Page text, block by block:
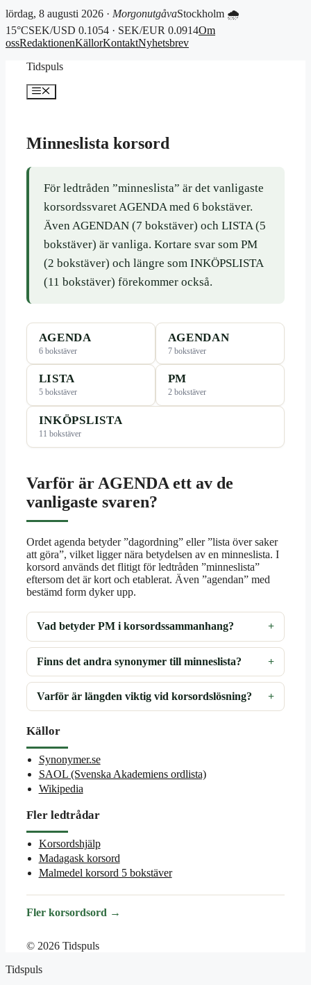
lördag, 8 augusti 2026 · MorgonutgåvaStockholm 🌧
15°CSEK/USD 0.1054 · SEK/EUR 0.0914Om
ossRedaktionenKällorKontaktNyhetsbrev
Tidspuls
Meny
Minneslista korsord
För ledtråden ”minneslista” är det vanligaste
korsordssvaret AGENDA med 6 bokstäver.
Även AGENDAN (7 bokstäver) och LISTA (5
bokstäver) är vanliga. Kortare svar som PM
(2 bokstäver) och längre som INKÖPSLISTA
(11 bokstäver) förekommer också.
AGENDA
6 bokstäver
AGENDAN
7 bokstäver
LISTA
5 bokstäver
PM
2 bokstäver
INKÖPSLISTA
11 bokstäver
Varför är AGENDA ett av de
vanligaste svaren?
Ordet agenda betyder ”dagordning” eller ”lista över saker
att göra”, vilket ligger nära betydelsen av en minneslista. I
korsord används det flitigt för ledtråden ”minneslista”
eftersom det är kort och etablerat. Även ”agendan” med
bestämd form dyker upp.
Vad betyder PM i korsordssammanhang?
Finns det andra synonymer till minneslista?
Varför är längden viktig vid korsordslösning?
Källor
Synonymer.se
SAOL (Svenska Akademiens ordlista)
Wikipedia
Fler ledtrådar
Korsordshjälp
Madagask korsord
Malmedel korsord 5 bokstäver
Fler korsordsord →
© 2026 Tidspuls
Tidspuls